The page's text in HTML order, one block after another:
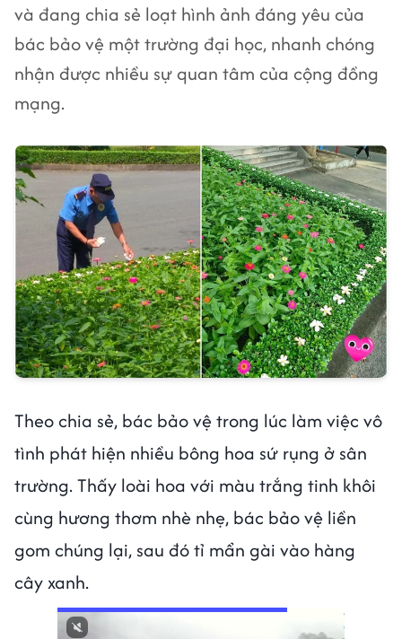
và đang chia sẻ loạt hình ảnh đáng yêu của
bác bảo vệ một trường đại học, nhanh chóng
nhận được nhiều sự quan tâm của cộng đồng
mạng.
Theo chia sẻ, bác bảo vệ trong lúc làm việc vô
tình phát hiện nhiều bông hoa sứ rụng ở sân
trường. Thấy loài hoa với màu trắng tinh khôi
cùng hương thơm nhè nhẹ, bác bảo vệ liền
gom chúng lại, sau đó tỉ mẩn gài vào hàng
cây xanh.